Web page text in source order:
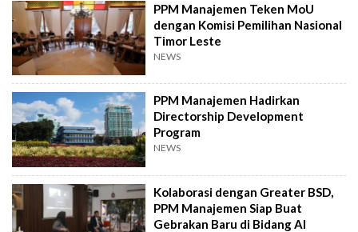
PPM Manajemen Teken MoU
dengan Komisi Pemilihan Nasional
Timor Leste
NEWS
PPM Manajemen Hadirkan
Directorship Development
Program
NEWS
Kolaborasi dengan Greater BSD,
PPM Manajemen Siap Buat
Gebrakan Baru di Bidang AI